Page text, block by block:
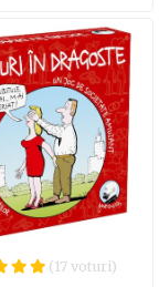
(17 voturi)